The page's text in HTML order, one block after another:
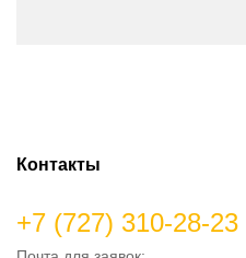
Контакты
+7 (727) 310-28-23